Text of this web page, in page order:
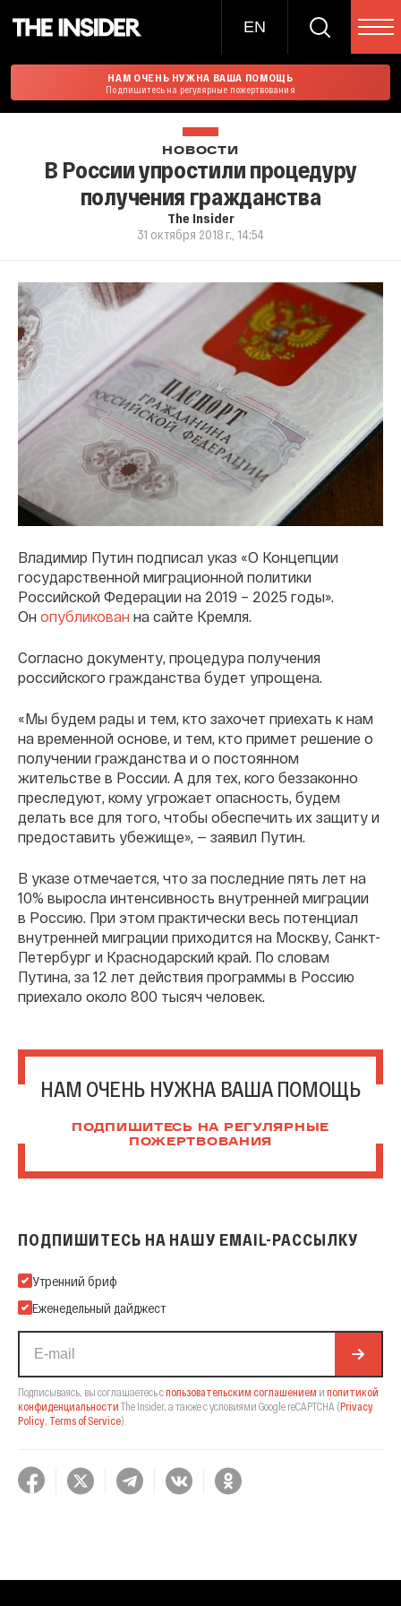
EN
НАМ ОЧЕНЬ НУЖНА ВАША ПОМОЩЬ
Подпишитесь на регулярные пожертвования
НОВОСТИ
В России упростили процедуру
получения гражданства
The Insider
31 октября 2018 г., 14:54
Владимир Путин подписал указ «О Концепции
государственной миграционной политики
Российской Федерации на 2019 – 2025 годы».
Он опубликован на сайте Кремля.
Согласно документу, процедура получения
российского гражданства будет упрощена.
«Мы будем рады и тем, кто захочет приехать к нам
на временной основе, и тем, кто примет решение о
получении гражданства и о постоянном
жительстве в России. А для тех, кого беззаконно
преследуют, кому угрожает опасность, будем
делать все для того, чтобы обеспечить их защиту и
предоставить убежище», — заявил Путин.
В указе отмечается, что за последние пять лет на
10% выросла интенсивность внутренней миграции
в Россию. При этом практически весь потенциал
внутренней миграции приходится на Москву, Санкт-
Петербург и Краснодарский край. По словам
Путина, за 12 лет действия программы в Россию
приехало около 800 тысяч человек.
НАМ ОЧЕНЬ НУЖНА ВАША ПОМОЩЬ
ПОДПИШИТЕСЬ НА РЕГУЛЯРНЫЕ
ПОЖЕРТВОВАНИЯ
ПОДПИШИТЕСЬ НА НАШУ EMAIL-РАССЫЛКУ
Подпишитесь на нашу Email-рассылку
Утренний бриф
Еженедельный дайджест
Подписываясь, вы соглашаетесь спользовательским соглашением и политикой
конфиденциальности The Insider, а также с условиями Google reCAPTCHA (Privacy
Policy, Terms of Service).